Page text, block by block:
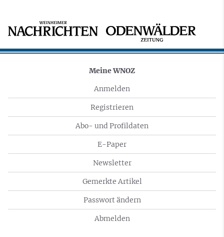
Meine WNOZ
Anmelden
Registrieren
Abo- und Profildaten
E-Paper
Newsletter
Gemerkte Artikel
Passwort ändern
Abmelden